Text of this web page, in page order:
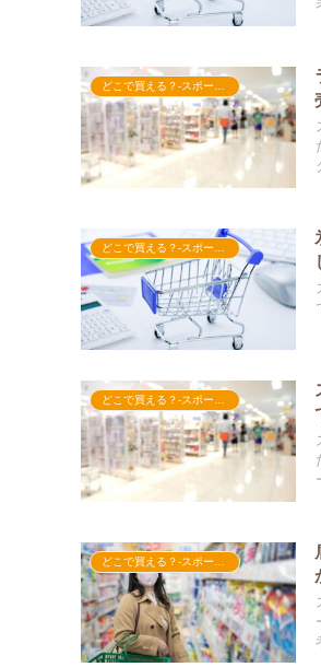
どこで買える？-スポーツ用品